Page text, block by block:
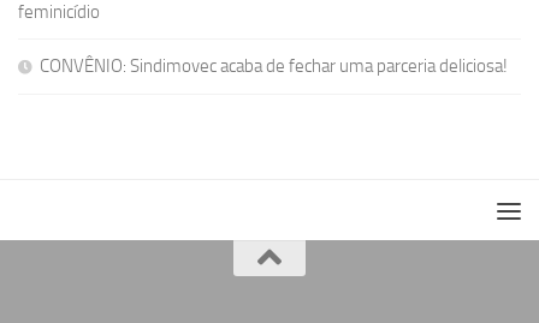
feminicídio
CONVÊNIO: Sindimovec acaba de fechar uma parceria deliciosa!